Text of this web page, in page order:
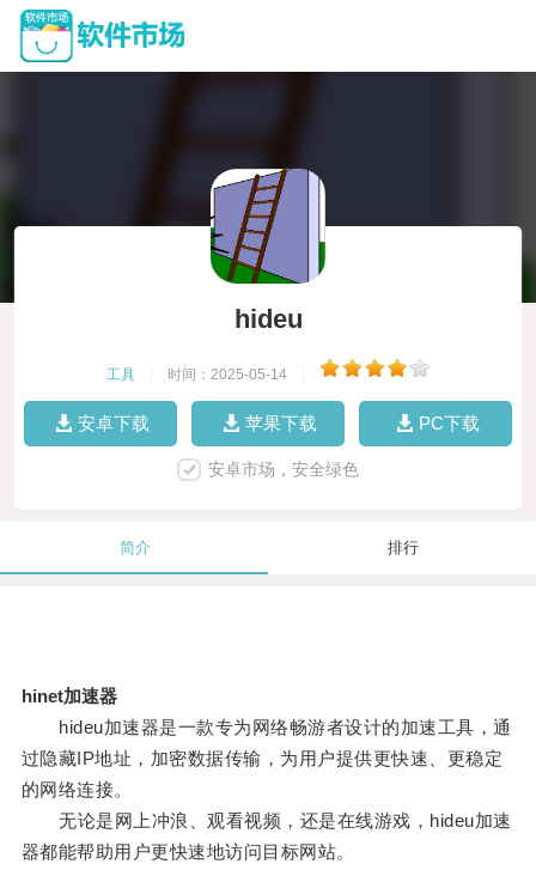
hideu
工具 时间：2025-05-14
安卓下载 苹果下载 PC下载
安卓市场，安全绿色
简介 排行
hinet加速器
hideu加速器是一款专为网络畅游者设计的加速工具，通
过隐藏IP地址，加密数据传输，为用户提供更快速、更稳定
的网络连接。
无论是网上冲浪、观看视频，还是在线游戏，hideu加速
器都能帮助用户更快速地访问目标网站。